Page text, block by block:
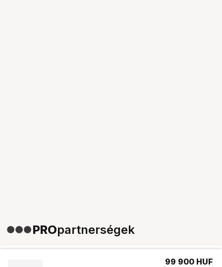
99 900 HUF
PROpartnerségek